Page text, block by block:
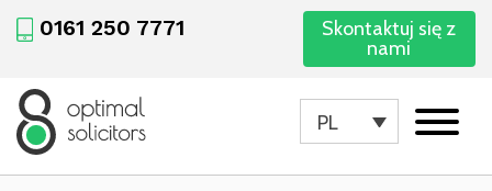
0161 250 7771
Skontaktuj się z
nami
PL